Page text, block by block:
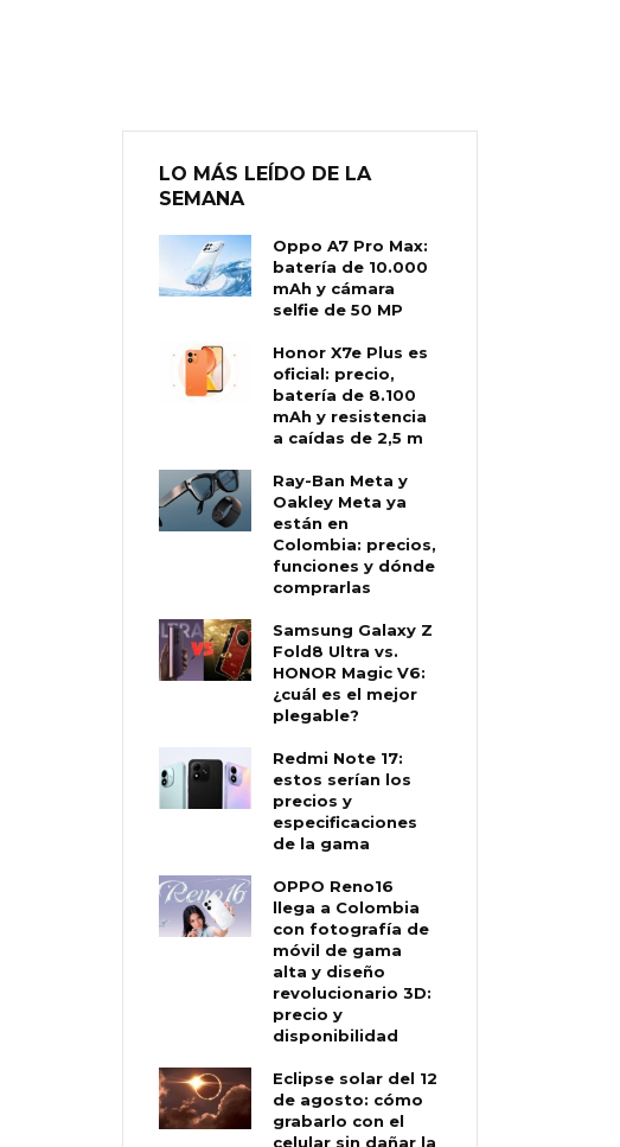
LO MÁS LEÍDO DE LA
SEMANA
Oppo A7 Pro Max:
batería de 10.000
mAh y cámara
selfie de 50 MP
Honor X7e Plus es
oficial: precio,
batería de 8.100
mAh y resistencia
a caídas de 2,5 m
Ray-Ban Meta y
Oakley Meta ya
están en
Colombia: precios,
funciones y dónde
comprarlas
Samsung Galaxy Z
Fold8 Ultra vs.
HONOR Magic V6:
¿cuál es el mejor
plegable?
Redmi Note 17:
estos serían los
precios y
especificaciones
de la gama
OPPO Reno16
llega a Colombia
con fotografía de
móvil de gama
alta y diseño
revolucionario 3D:
precio y
disponibilidad
Eclipse solar del 12
de agosto: cómo
grabarlo con el
celular sin dañar la